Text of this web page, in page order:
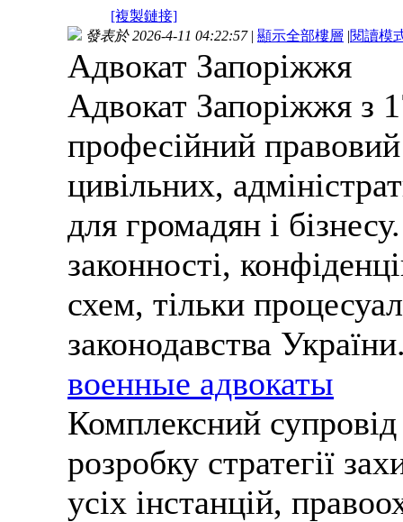
[複製鏈接]
發表於 2026-4-11 04:22:57 | 顯示全部樓層 |閱讀模
Адвокат Запоріжжя
Адвокат Запоріжжя з
професійний
цивільних,
для громадян і
законності,
схем, тільки
законодавства
военные адвокаты
Комплексний супровід
розробку стратегії
усіх інстанцій,